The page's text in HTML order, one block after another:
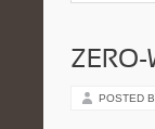
ZERO-
POSTED